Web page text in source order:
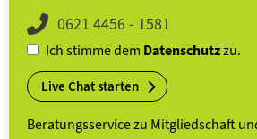
0621 4456 - 1581
Ich stimme dem Datenschutzzu.
Live Chat starten
Beratungsservice zu Mitgliedschaft